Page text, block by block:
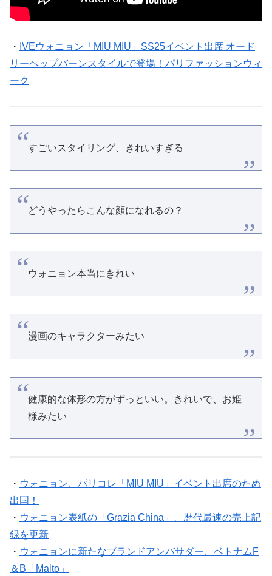
・ IVEウォニョン「MIU MIU」SS25イベント出席 オード
リーヘップバーンスタイルで登場！パリファッションウィ
ーク
すごいスタイリング、きれいすぎる
どうやったらこんな顔になれるの？
ウォニョン本当にきれい
漫画のキャラクターみたい
健康的な体形の方がずっといい。きれいで、お姫
様みたい
・ ウォニョン、パリコレ「MIU MIU」イベント出席のため
出国！
・ ウォニョン表紙の「Grazia China」、歴代最速の売上記
録を更新
・ ウォニョンに新たなブランドアンバサダー、ベトナムF
＆B「Malto」